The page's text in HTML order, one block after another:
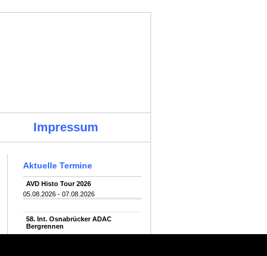
Impressum
Aktuelle Termine
AVD Histo Tour 2026
05.08.2026 - 07.08.2026
58. Int. Osnabrücker ADAC
Bergrennen
07.08.2026 - 09.08.2026